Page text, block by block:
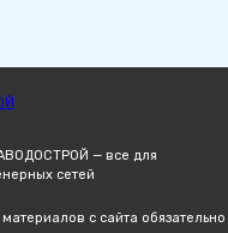
— все для
сетей
с сайта обязательно